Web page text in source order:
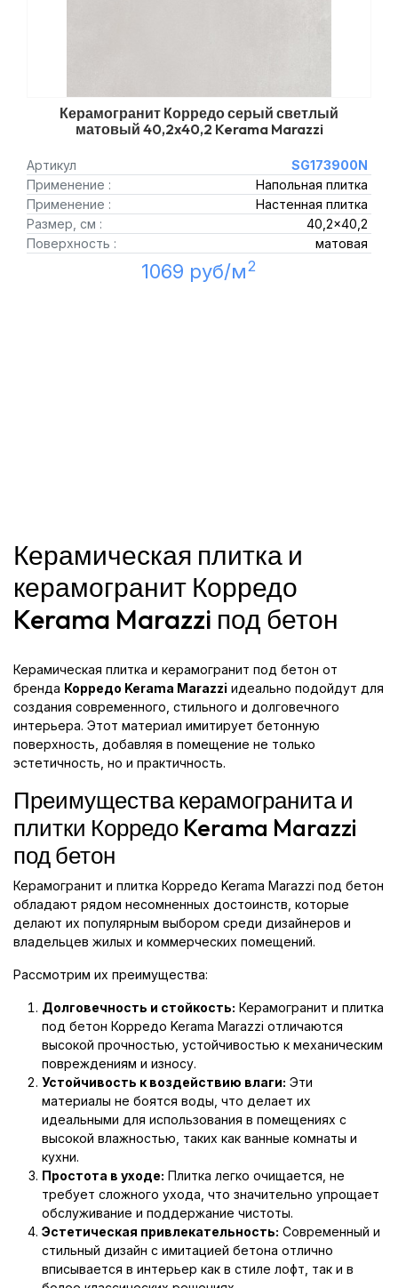
Керамогранит Корредо серый светлый
матовый 40,2x40,2 Kerama Marazzi
Артикул
SG173900N
Применение :
Напольная плитка
Применение :
Настенная плитка
Размер, см :
40,2x40,2
Поверхность :
матовая
1069 руб/м2
Керамическая плитка и
керамогранит Корредо
Kerama Marazzi под бетон
Керамическая плитка и керамогранит под бетон от
бренда Корредо Kerama Marazzi идеально подойдут для
создания современного, стильного и долговечного
интерьера. Этот материал имитирует бетонную
поверхность, добавляя в помещение не только
эстетичность, но и практичность.
Преимущества керамогранита и
плитки Корредо Kerama Marazzi
под бетон
Керамогранит и плитка Корредо Kerama Marazzi под бетон
обладают рядом несомненных достоинств, которые
делают их популярным выбором среди дизайнеров и
владельцев жилых и коммерческих помещений.
Рассмотрим их преимущества:
Долговечность и стойкость: Керамогранит и плитка
под бетон Корредо Kerama Marazzi отличаются
высокой прочностью, устойчивостью к механическим
повреждениям и износу.
Устойчивость к воздействию влаги: Эти
материалы не боятся воды, что делает их
идеальными для использования в помещениях с
высокой влажностью, таких как ванные комнаты и
кухни.
Простота в уходе: Плитка легко очищается, не
требует сложного ухода, что значительно упрощает
обслуживание и поддержание чистоты.
Эстетическая привлекательность: Современный и
стильный дизайн с имитацией бетона отлично
вписывается в интерьер как в стиле лофт, так и в